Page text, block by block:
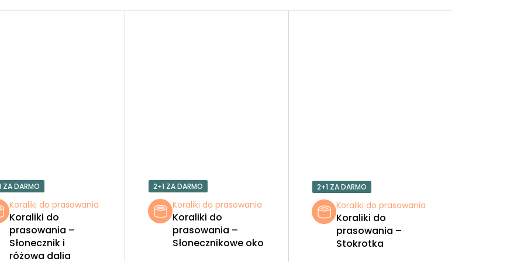
ZA DARMO
Koraliki do prasowania
Koraliki do
prasowania –
Słonecznik i
różowa dalia
2+1 ZA DARMO
Koraliki do prasowania
Koraliki do
prasowania –
Słonecznikowe oko
2+1 ZA DARMO
Koraliki do prasowania
Koraliki do
prasowania –
Stokrotka